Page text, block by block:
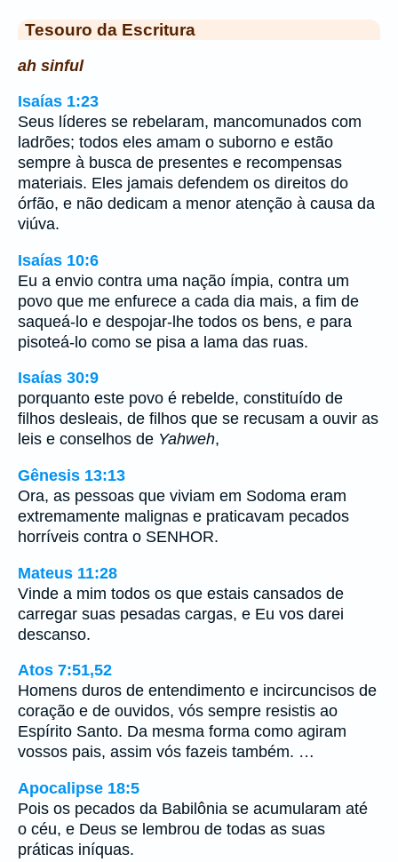
Tesouro da Escritura
ah sinful
Isaías 1:23
Seus líderes se rebelaram, mancomunados com
ladrões; todos eles amam o suborno e estão
sempre à busca de presentes e recompensas
materiais. Eles jamais defendem os direitos do
órfão, e não dedicam a menor atenção à causa da
viúva.
Isaías 10:6
Eu a envio contra uma nação ímpia, contra um
povo que me enfurece a cada dia mais, a fim de
saqueá-lo e despojar-lhe todos os bens, e para
pisoteá-lo como se pisa a lama das ruas.
Isaías 30:9
porquanto este povo é rebelde, constituído de
filhos desleais, de filhos que se recusam a ouvir as
leis e conselhos de Yahweh,
Gênesis 13:13
Ora, as pessoas que viviam em Sodoma eram
extremamente malignas e praticavam pecados
horríveis contra o SENHOR.
Mateus 11:28
Vinde a mim todos os que estais cansados de
carregar suas pesadas cargas, e Eu vos darei
descanso.
Atos 7:51,52
Homens duros de entendimento e incircuncisos de
coração e de ouvidos, vós sempre resistis ao
Espírito Santo. Da mesma forma como agiram
vossos pais, assim vós fazeis também. …
Apocalipse 18:5
Pois os pecados da Babilônia se acumularam até
o céu, e Deus se lembrou de todas as suas
práticas iníquas.